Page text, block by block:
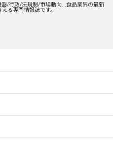
/行政/法規制/市場動向…食品業界の最新
る専門情報誌です。